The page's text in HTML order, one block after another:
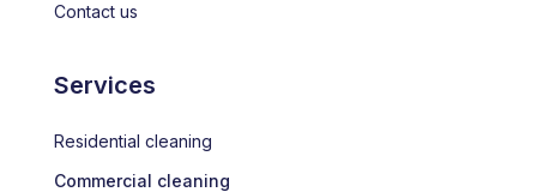
Contact us
Services
Residential cleaning
Commercial cleaning